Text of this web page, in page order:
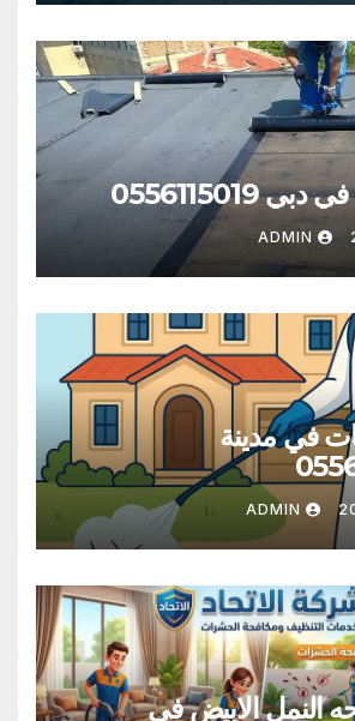
0556115019
ADMIN
في مدينة
ADMIN
النمل الابيض في